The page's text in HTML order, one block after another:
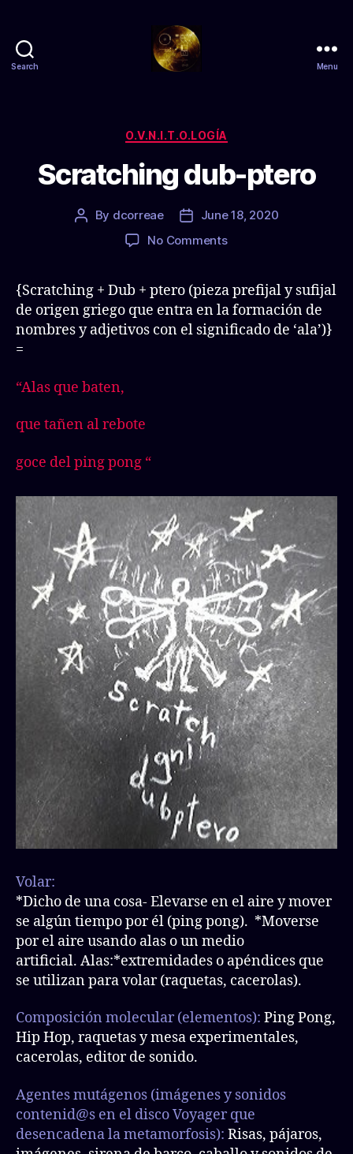
Search Menu
Categories
O.V.N.I.T.O.LOGÍA
Scratching dub-ptero
Post
By dcorreae
PostJune 18, 2020
No Commentson
ptero
{Scratching + Dub + ptero (pieza prefijal y sufijal
de origen griego que entra en la formación de
nombres y adjetivos con el significado de ‘ala’)}
=
“Alas que baten,
que tañen al rebote
goce del ping pong “
Volar:
*Dicho de una cosa- Elevarse en el aire y mover
se algún tiempo por él (ping pong). *Moverse
por el aire usando alas o un medio
artificial. Alas:*extremidades o apéndices que
se utilizan para volar (raquetas, cacerolas).
Composición molecular (elementos): Ping Pong,
Hip Hop, raquetas y mesa experimentales,
cacerolas, editor de sonido.
Agentes mutágenos (imágenes y sonidos
contenid@s en el discoVoyager que
desencadena la metamorfosis): Risas, pájaros,